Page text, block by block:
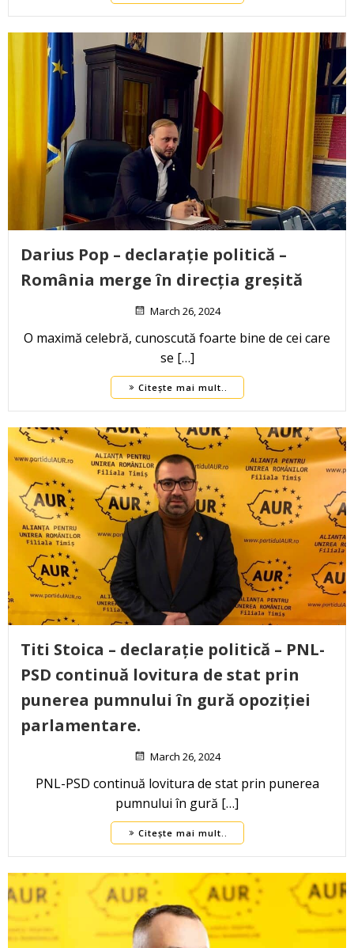
Darius Pop – declarație politică –
România merge în direcția greșită
March 26, 2024
O maximă celebră, cunoscută foarte bine de cei care
se […]
Citește mai mult..
Titi Stoica – declarație politică – PNL-
PSD continuă lovitura de stat prin
punerea pumnului în gură opoziției
parlamentare.
March 26, 2024
PNL-PSD continuă lovitura de stat prin punerea
pumnului în gură […]
Citește mai mult..